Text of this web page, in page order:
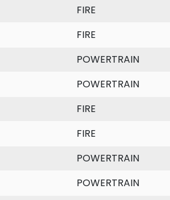
FIRE
FIRE
POWERTRAIN
POWERTRAIN
FIRE
FIRE
POWERTRAIN
POWERTRAIN